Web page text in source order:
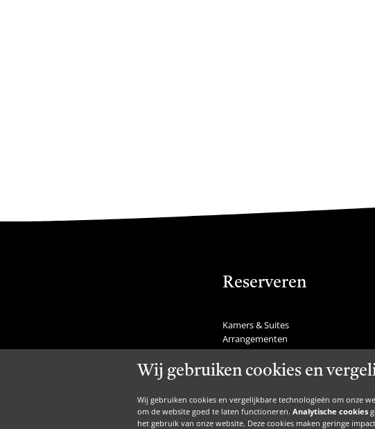
Wij gebruiken cookies en
Wij gebruiken cookies en vergelijkbare technologieën om onze
om de website goed te laten functioneren. Analytische cookies
het gebruik van onze website. Deze cookies maken geringe
Reserveren
Kamers & Suites
Arrangementen
Feestdagen
Tafel reserveren
Nachtje weg
Weekendje weg
Restaurant voordeel